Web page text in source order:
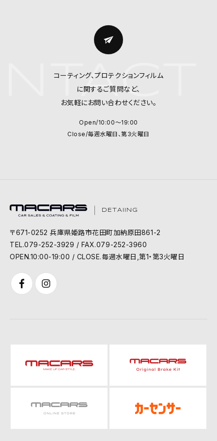
コーティング、プロテクションフィルム
に関するご質問など、
お気軽にお問い合わせください。
Open/10:00～19:00
Close/毎週水曜日、第3火曜日
DETAIING
〒671-0252 兵庫県姫路市花田町加納原田861-2
TEL.079-252-3929 / FAX.079-252-3960
OPEN.10:00-19:00 / CLOSE.毎週水曜日,第1・第3火曜日